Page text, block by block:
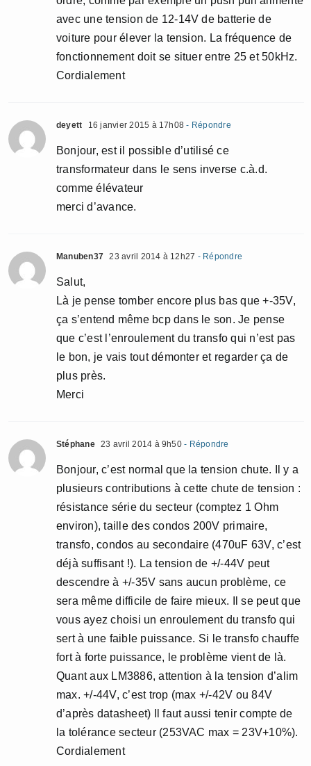
avec une tension de 12-14V de batterie de
voiture pour élever la tension. La fréquence de
fonctionnement doit se situer entre 25 et 50kHz.
Cordialement
deyett 16 janvier 2015 à 17h08 - Répondre
Bonjour, est il possible d’utilisé ce
transformateur dans le sens inverse c.à.d.
comme élévateur
merci d’avance.
Manuben37 23 avril 2014 à 12h27 - Répondre
Salut,
Là je pense tomber encore plus bas que +-35V,
ça s’entend même bcp dans le son. Je pense
que c’est l’enroulement du transfo qui n’est pas
le bon, je vais tout démonter et regarder ça de
plus près.
Merci
Stéphane 23 avril 2014 à 9h50- Répondre
Bonjour, c’est normal que la tension chute. Il y a
plusieurs contributions à cette chute de tension :
résistance série du secteur (comptez 1 Ohm
environ), taille des condos 200V primaire,
transfo, condos au secondaire (470uF 63V, c’est
déjà suffisant !). La tension de +/-44V peut
descendre à +/-35V sans aucun problème, ce
sera même difficile de faire mieux. Il se peut que
vous ayez choisi un enroulement du transfo qui
sert à une faible puissance. Si le transfo chauffe
fort à forte puissance, le problème vient de là.
Quant aux LM3886, attention à la tension d’alim
max. +/-44V, c’est trop (max +/-42V ou 84V
d’après datasheet) Il faut aussi tenir compte de
la tolérance secteur (253VAC max = 23V+10%).
Cordialement